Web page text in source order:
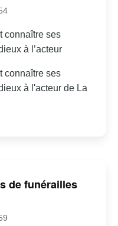
connaître ses
à l’acteur
connaître ses
à l'acteur de La
de funérailles